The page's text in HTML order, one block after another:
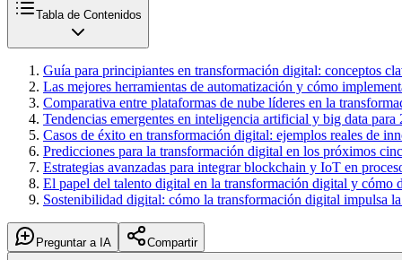
Tabla de Contenidos
Guía para principiantes en transformación digital: conceptos
Las mejores herramientas de automatización y cómo
Comparativa entre plataformas de nube líderes en la
Tendencias emergentes en inteligencia artificial y big data para
Casos de éxito en transformación digital: ejemplos reales de
Predicciones para la transformación digital en los próximos
Estrategias avanzadas para integrar blockchain y IoT en
El papel del talento digital en la transformación digital y cómo
Sostenibilidad digital: cómo la transformación digital impulsa
Preguntar a IA Compartir